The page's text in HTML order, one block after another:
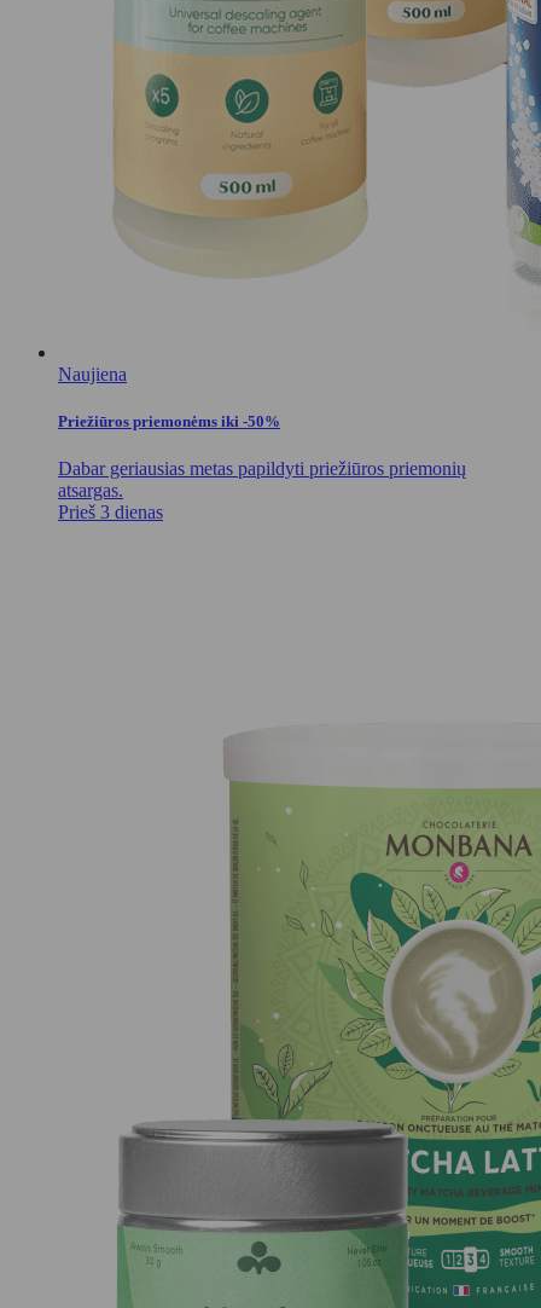
Naujiena
Priežiūros priemonėms iki -50%
Dabar geriausias metas papildyti priežiūros priemonių
atsargas.
Prieš 3 dienas